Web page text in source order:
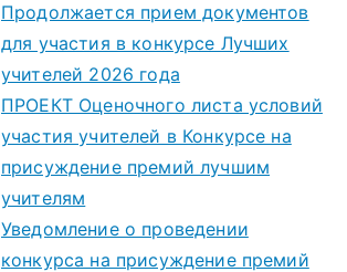
Продолжается прием документов
для участия в конкурсе Лучших
учителей 2026 года
ПРОЕКТ Оценочного листа условий
участия учителей в Конкурсе на
присуждение премий лучшим
учителям
Уведомление о проведении
конкурса на присуждение премий